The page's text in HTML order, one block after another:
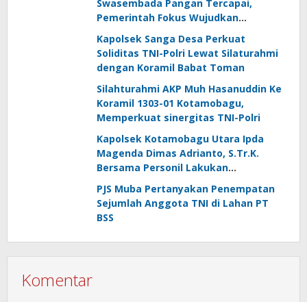
Swasembada Pangan Tercapai,
Pemerintah Fokus Wujudkan
Kemandirian Energi dan Air
Kapolsek Sanga Desa Perkuat
Soliditas TNI-Polri Lewat Silaturahmi
dengan Koramil Babat Toman
Silahturahmi AKP Muh Hasanuddin Ke
Koramil 1303-01 Kotamobagu,
Memperkuat sinergitas TNI-Polri
Kapolsek Kotamobagu Utara Ipda
Magenda Dimas Adrianto, S.Tr.K.
Bersama Personil Lakukan
Silaturahmi Ke Koramil 1303-02 Passi
PJS Muba Pertanyakan Penempatan
Sejumlah Anggota TNI di Lahan PT
BSS
Komentar